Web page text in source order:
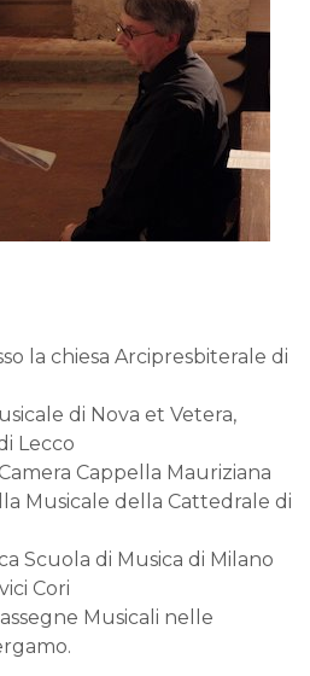
la chiesa Arcipresbiterale di
di Nova et Vetera,
Lecco
Cappella Mauriziana
Musicale della Cattedrale di
Scuola di Musica di Milano
Cori
Musicali nelle